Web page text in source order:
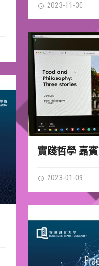
2023-11-30
實踐哲學 嘉
2023-01-09